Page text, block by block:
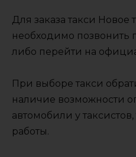
Для заказа такси Новое
необходимо позвонить
либо перейти на
При выборе такси
наличие возможности
автомобили у
работы.